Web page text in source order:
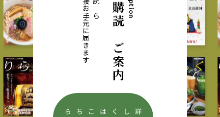
定期購読のご案内
毎月直接お手元に届きます
詳しくはこちら